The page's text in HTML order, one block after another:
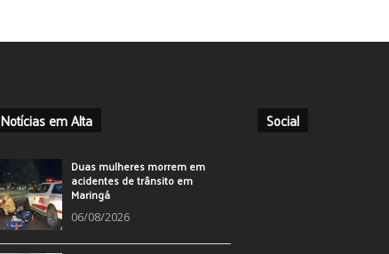
Notícias em Alta
Duas mulheres morrem em
acidentes de trânsito em
Maringá
06/08/2026
Social